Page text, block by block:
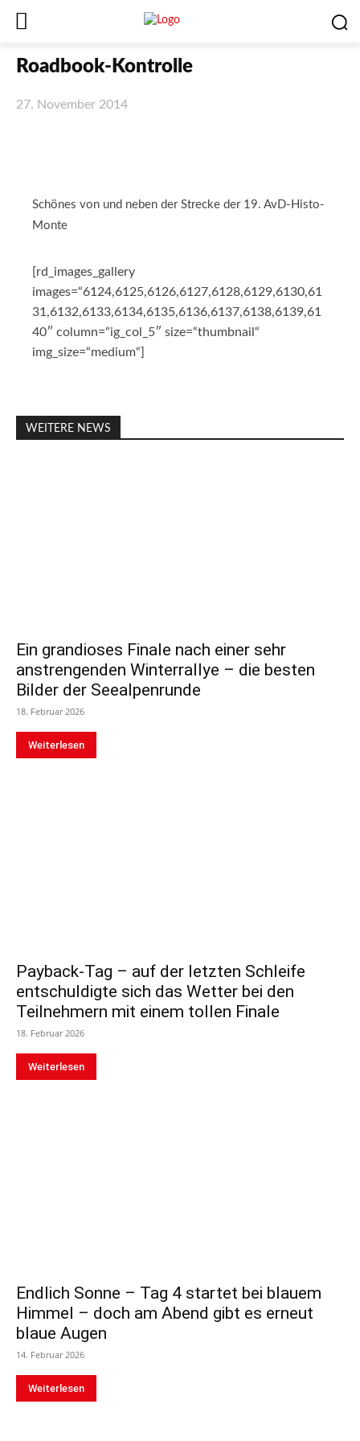
Roadbook-Kontrolle
27. November 2014
Schönes von und neben der Strecke der 19. AvD-Histo-
Monte
[rd_images_gallery
images=“6124,6125,6126,6127,6128,6129,6130,61
31,6132,6133,6134,6135,6136,6137,6138,6139,61
40″ column=“ig_col_5″ size=“thumbnail“
img_size=“medium“]
WEITERE NEWS
Ein grandioses Finale nach einer sehr
anstrengenden Winterrallye – die besten
Bilder der Seealpenrunde
18. Februar 2026
Weiterlesen
Payback-Tag – auf der letzten Schleife
entschuldigte sich das Wetter bei den
Teilnehmern mit einem tollen Finale
18. Februar 2026
Weiterlesen
Endlich Sonne – Tag 4 startet bei blauem
Himmel – doch am Abend gibt es erneut
blaue Augen
14. Februar 2026
Weiterlesen